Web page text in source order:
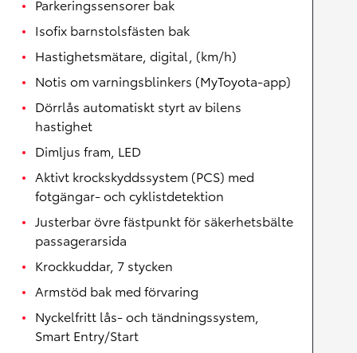
Parkeringssensorer bak
Isofix barnstolsfästen bak
Hastighetsmätare, digital, (km/h)
Notis om varningsblinkers (MyToyota-app)
Dörrlås automatiskt styrt av bilens
hastighet
Dimljus fram, LED
Aktivt krockskyddssystem (PCS) med
fotgängar- och cyklistdetektion
Justerbar övre fästpunkt för säkerhetsbälte
passagerarsida
Krockkuddar, 7 stycken
Armstöd bak med förvaring
Nyckelfritt lås- och tändningssystem,
Smart Entry/Start